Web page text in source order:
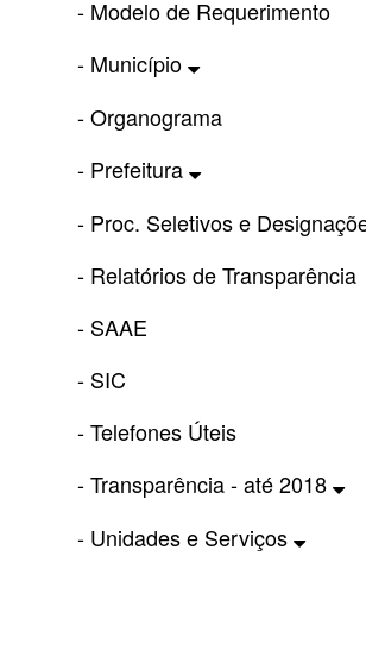
- Modelo de Requerimento
- Município
- Organograma
- Prefeitura
- Proc. Seletivos e
- Relatórios de Transparência
- SAAE
- SIC
- Telefones Úteis
- Transparência - até 2018
- Unidades e Serviços